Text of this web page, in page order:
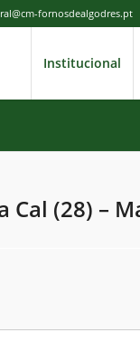
fornosdealgodres.pt
Institucional
Cal (28) –